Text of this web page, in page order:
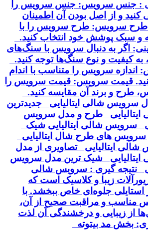
: جنس سرویس: جنس سرویس را
و از اصل بودن آن اطمینان
سرویس: طرح سرویس را با
و سبک پوشش خود انتخاب کنید.
اگر به دنبال سرویس با سنگ‌های
به کیفیت و نوع سنگ‌ها توجه کنید.
اندازه سرویس را متناسب با اندام
قیمت سرویس: قیمت سرویس را
طرح و برند آن مقایسه کنید.
سرویس شالی ایتالیایی جدیدترین
طرح و مدل سرویس
سرویس شالی ایتالیایی شیک
سرویس های طرح شال ایتالیایی
ایتالیایی تصاویری از مدل
شیک ترین مدل سرویس
نتیجه گیری : سرویس شالی
زیورآلات زیبا و کلاسیک است که
استایلی جلوه‌ای خاص ببخشد. با
مناسب و مراقبت صحیح از آن،
از زیبایی و درخشندگی آن لذت
بخش مد بیتوته